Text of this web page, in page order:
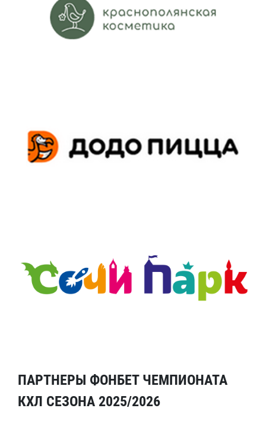
ПАРТНЕРЫ ФОНБЕТ ЧЕМПИОНАТА
КХЛ СЕЗОНА 2025/2026